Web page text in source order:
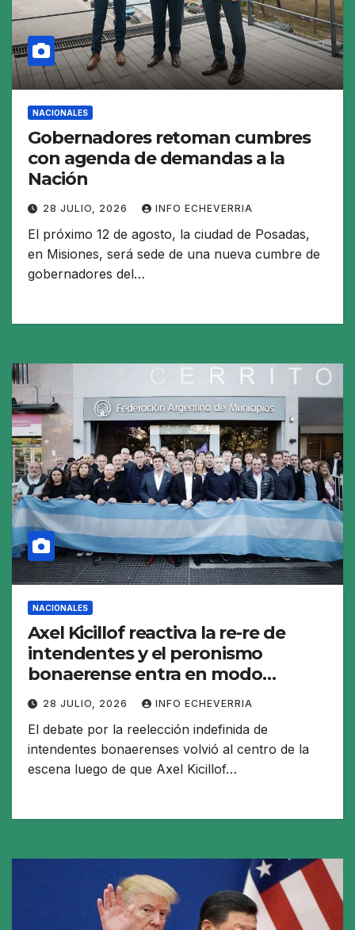
NACIONALES
Gobernadores retoman cumbres
con agenda de demandas a la
Nación
28 JULIO, 2026 INFO ECHEVERRIA
El próximo 12 de agosto, la ciudad de Posadas,
en Misiones, será sede de una nueva cumbre de
gobernadores del…
NACIONALES
Axel Kicillof reactiva la re-re de
intendentes y el peronismo
bonaerense entra en modo
interna
28 JULIO, 2026 INFO ECHEVERRIA
El debate por la reelección indefinida de
intendentes bonaerenses volvió al centro de la
escena luego de que Axel Kicillof…